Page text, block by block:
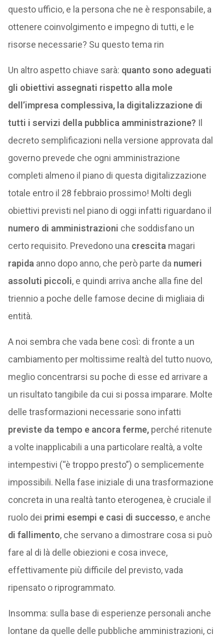
questo ufficio, e la persona che ne è responsabile, a
ottenere coinvolgimento e impegno di tutti, e le
risorse necessarie? Su questo tema rin
Un altro aspetto chiave sarà: quanto sono adeguati
gli obiettivi assegnati rispetto alla mole
dell’impresa complessiva, la digitalizzazione di
tutti i servizi della pubblica amministrazione? Il
decreto semplificazioni nella versione approvata dal
governo prevede che ogni amministrazione
completi almeno il piano di questa digitalizzazione
totale entro il 28 febbraio prossimo! Molti degli
obiettivi previsti nel piano di oggi infatti riguardano il
numero di amministrazioni che soddisfano un
certo requisito. Prevedono una crescita magari
rapida anno dopo anno, che però parte da numeri
assoluti piccoli, e quindi arriva anche alla fine del
triennio a poche delle famose decine di migliaia di
entità.
A noi sembra che vada bene così: di fronte a un
cambiamento per moltissime realtà del tutto nuovo,
meglio concentrarsi su poche di esse ed arrivare a
un risultato tangibile da cui si possa imparare. Molte
delle trasformazioni necessarie sono infatti
previste da tempo e ancora ferme, perché ritenute
a volte inapplicabili a una particolare realtà, a volte
intempestivi (“è troppo presto”) o semplicemente
impossibili. Nella fase iniziale di una trasformazione
concreta in una realtà tanto eterogenea, è cruciale il
ruolo dei primi esempi e casi di successo, e anche
di fallimento, che servano a dimostrare cosa si può
fare al di là delle obiezioni e cosa invece,
effettivamente più difficile del previsto, vada
ripensato o riprogrammato.
Insomma: sulla base di esperienze personali anche
lontane da quelle delle pubbliche amministrazioni, ci